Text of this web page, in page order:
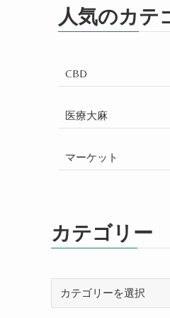
人気のカテ
CBD
医療大麻
マーケット
カテゴリー